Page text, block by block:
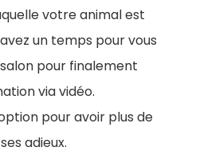
votre animal est
un temps pour vous
pour finalement
via vidéo.
pour avoir plus de
adieux.